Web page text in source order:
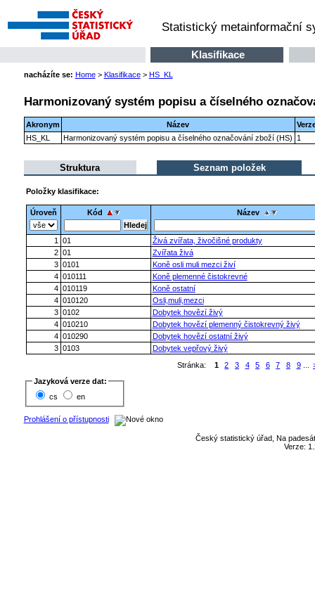
Statistický metainformační
Klasifikace
nacházíte se: Home> Klasifikace> HS_KL
Harmonizovaný systém popisu a číselného
Akronym Název
HS_KL
Harmonizovaný systém popisu a číselného označování zboží (HS) 1
Struktura Seznam položek
Položky klasifikace:
Úroveň Kód Název
1 01
Živá zvířata, živočišné produkty
2 01
Zvířata živá
3 0101
Koně osli muli mezci živí
4 010111
Koně plemenné čistokrevné
4 010119
Koně ostatní
4 010120
Osli,muli,mezci
3 0102
Dobytek hovězí živý
4 010210
Dobytek hovězí plemenný čistokrevný živý
4 010290
Dobytek hovězí ostatní živý
3 0103
Dobytek vepřový živý
Stránka:
1 2 3 4 5 6 7 8 9...
Jazyková verze dat:
cs
en
Prohlášení o přístupnosti
Český statistický úřad, Na
Verze: